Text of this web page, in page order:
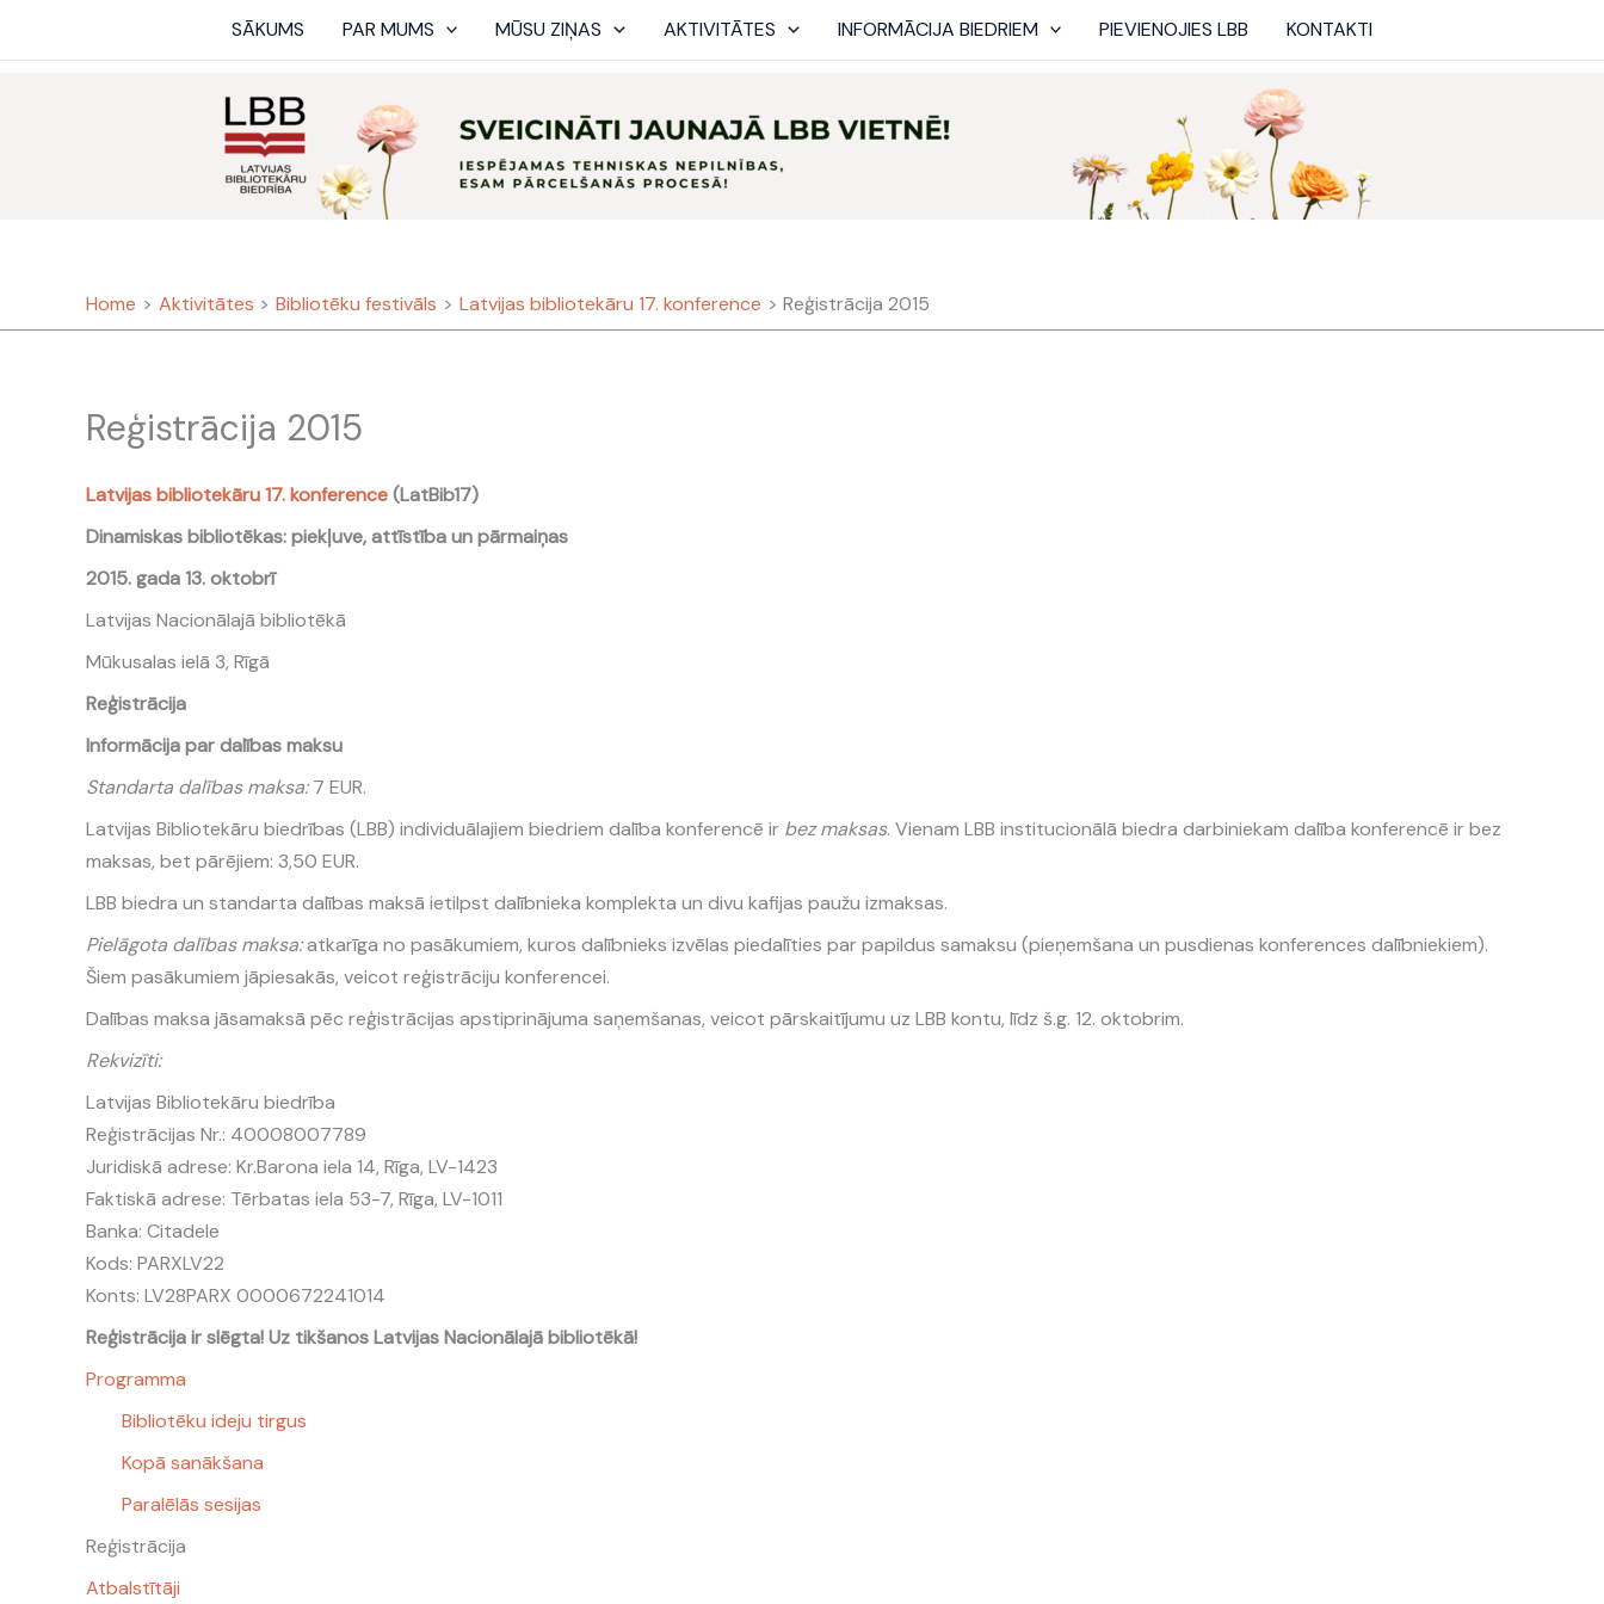
SĀKUMS PAR MUMS MŪSU ZIŅAS AKTIVITĀTES INFORMĀCIJA BIEDRIEM PIEVIENOJIES LBB KONTAKTI
Home Aktivitātes Bibliotēku festivāls Latvijas bibliotekāru 17. konference Reģistrācija 2015
Reģistrācija 2015
Latvijas bibliotekāru 17. konference(LatBib17)
Dinamiskas bibliotēkas: piekļuve, attīstība un pārmaiņas
2015. gada 13. oktobrī
Latvijas Nacionālajā bibliotēkā
Mūkusalas ielā 3, Rīgā
Reģistrācija
Informācija par dalības maksu
Standarta dalības maksa:7 EUR.
Latvijas Bibliotekāru biedrības (LBB) individuālajiem biedriem dalība konferencē ir bez maksas. Vienam LBB institucionālā biedra darbiniekam dalība konferencē ir bez
maksas, bet pārējiem: 3,50 EUR.
LBB biedra un standarta dalības maksā ietilpst dalībnieka komplekta un divu kafijas paužu izmaksas.
Pielāgota dalības maksa:atkarīga no pasākumiem, kuros dalībnieks izvēlas piedalīties par papildus samaksu (pieņemšana un pusdienas konferences dalībniekiem).
Šiem pasākumiem jāpiesakās, veicot reģistrāciju konferencei.
Dalības maksa jāsamaksā pēc reģistrācijas apstiprinājuma saņemšanas, veicot pārskaitījumu uz LBB kontu, līdz š.g. 12. oktobrim.
Rekvizīti:
Latvijas Bibliotekāru biedrība
Reģistrācijas Nr.: 40008007789
Juridiskā adrese: Kr.Barona iela 14, Rīga, LV-1423
Faktiskā adrese: Tērbatas iela 53-7, Rīga, LV-1011
Banka: Citadele
Kods: PARXLV22
Konts: LV28PARX 0000672241014
Reģistrācija ir slēgta! Uz tikšanos Latvijas Nacionālajā bibliotēkā!
Programma
Bibliotēku ideju tirgus
Kopā sanākšana
Paralēlās sesijas
Reģistrācija
Atbalstītāji